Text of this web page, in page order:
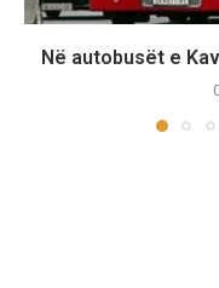
Në autobusët e